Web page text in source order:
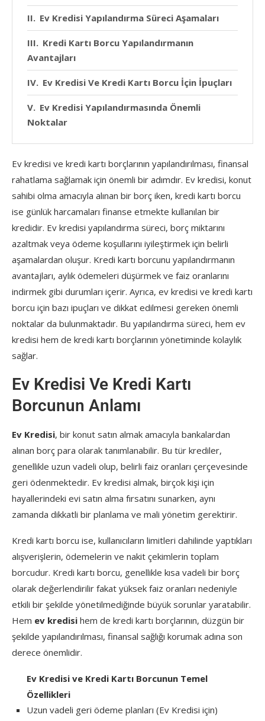
Ev Kredisi Yapılandırma Süreci Aşamaları
Kredi Kartı Borcu Yapılandırmanın
Avantajları
Ev Kredisi Ve Kredi Kartı Borcu İçin İpuçları
Ev Kredisi Yapılandırmasında Önemli
Noktalar
Ev kredisi ve kredi kartı borçlarının yapılandırılması, finansal
rahatlama sağlamak için önemli bir adımdır. Ev kredisi, konut
sahibi olma amacıyla alınan bir borç iken, kredi kartı borcu
ise günlük harcamaları finanse etmekte kullanılan bir
kredidir. Ev kredisi yapılandırma süreci, borç miktarını
azaltmak veya ödeme koşullarını iyileştirmek için belirli
aşamalardan oluşur. Kredi kartı borcunu yapılandırmanın
avantajları, aylık ödemeleri düşürmek ve faiz oranlarını
indirmek gibi durumları içerir. Ayrıca, ev kredisi ve kredi kartı
borcu için bazı ipuçları ve dikkat edilmesi gereken önemli
noktalar da bulunmaktadır. Bu yapılandırma süreci, hem ev
kredisi hem de kredi kartı borçlarının yönetiminde kolaylık
sağlar.
Ev Kredisi Ve Kredi Kartı
Borcunun Anlamı
Ev Kredisi, bir konut satın almak amacıyla bankalardan
alınan borç para olarak tanımlanabilir. Bu tür krediler,
genellikle uzun vadeli olup, belirli faiz oranları çerçevesinde
geri ödenmektedir. Ev kredisi almak, birçok kişi için
hayallerindeki evi satın alma fırsatını sunarken, aynı
zamanda dikkatli bir planlama ve mali yönetim gerektirir.
Kredi kartı borcu ise, kullanıcıların limitleri dahilinde yaptıkları
alışverişlerin, ödemelerin ve nakit çekimlerin toplam
borcudur. Kredi kartı borcu, genellikle kısa vadeli bir borç
olarak değerlendirilir fakat yüksek faiz oranları nedeniyle
etkili bir şekilde yönetilmediğinde büyük sorunlar yaratabilir.
Hem ev kredisi hem de kredi kartı borçlarının, düzgün bir
şekilde yapılandırılması, finansal sağlığı korumak adına son
derece önemlidir.
Ev Kredisi ve Kredi Kartı Borcunun Temel
Özellikleri
Uzun vadeli geri ödeme planları (Ev Kredisi için)